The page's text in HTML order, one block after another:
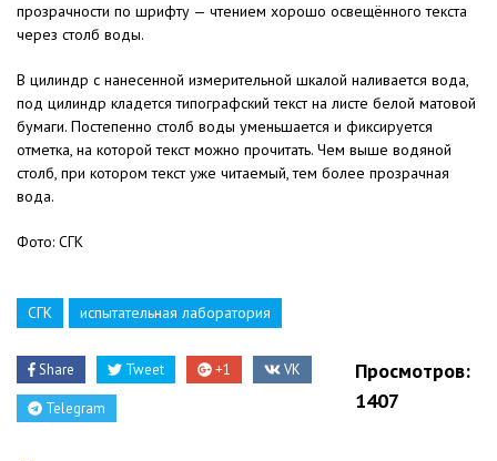
прозрачности по шрифту — чтением хорошо освещённого текста
через столб воды.
В цилиндр с нанесенной измерительной шкалой наливается вода,
под цилиндр кладется типографский текст на листе белой матовой
бумаги. Постепенно столб воды уменьшается и фиксируется
отметка, на которой текст можно прочитать. Чем выше водяной
столб, при котором текст уже читаемый, тем более прозрачная
вода.
Фото: СГК
СГК испытательная лаборатория
Share Tweet +1 VK
Telegram
Просмотров:
1407